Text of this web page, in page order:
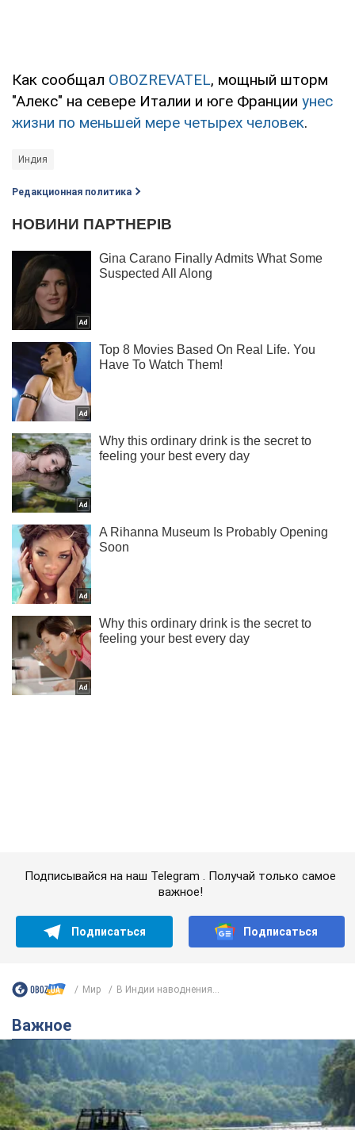
Как сообщал OBOZREVATEL, мощный шторм
"Алекс" на севере Италии и юге Франции унес
жизни по меньшей мере четырех человек.
Индия
Редакционная политика
Важное
Значительные штрафы и специальные
полигоны: как проблему джипинга решают за
границей